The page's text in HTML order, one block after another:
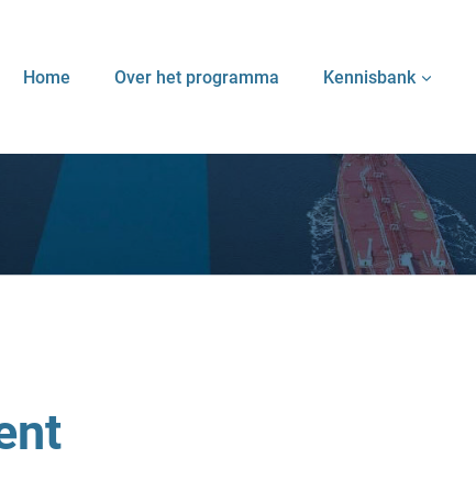
Home Over het programma Kennisbank